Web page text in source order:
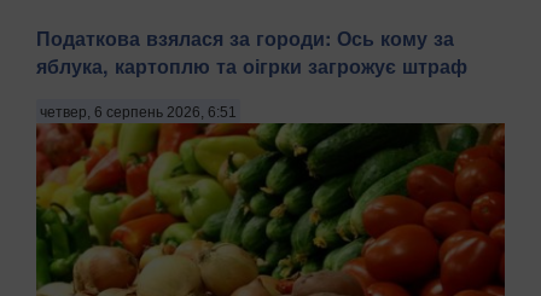
Податкова взялася за городи: Ось кому за
яблука, картоплю та оігрки загрожує штраф
четвер, 6 серпень 2026, 6:51